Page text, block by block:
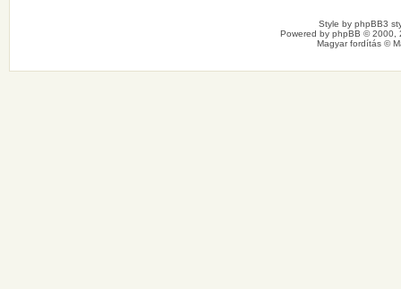
Style by phpBB3
Powered by phpBB © 2000,
Magyar fordítás ©